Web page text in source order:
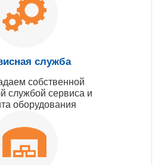
служба
собственной
службой сервиса и
оборудования